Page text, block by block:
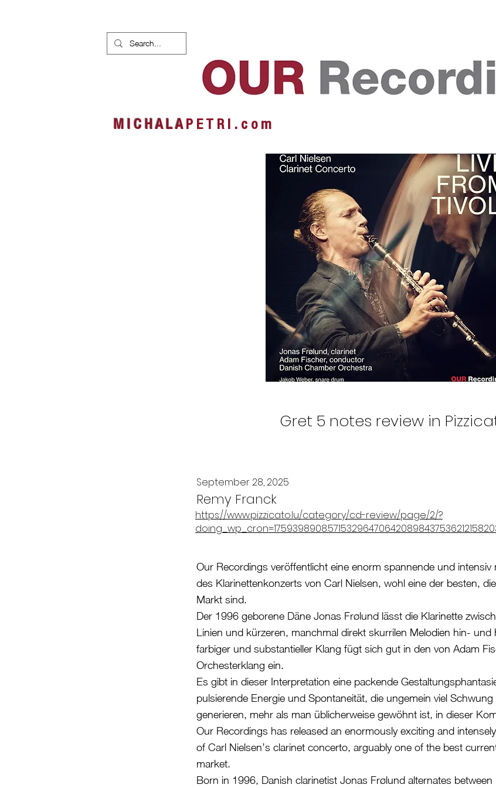
M I C H A L AP E T R I . c o m
Gret 5 notes review in
September 28, 2025
Remy Franck
https://www.pizzicato.lu/category/cd-review/page/2/?
Our Recordings veröffentlicht eine enorm spannende und intensiv
des Klarinettenkonzerts von Carl Nielsen, wohl eine der besten,
Markt sind.
Der 1996 geborene Däne Jonas Frølund lässt die Klarinette
Linien und kürzeren, manchmal direkt skurrilen Melodien hin- und
farbiger und substantieller Klang fügt sich gut in den von Adam
Orchesterklang ein.
Es gibt in dieser Interpretation eine packende
pulsierende Energie und Spontaneität, die ungemein viel
generieren, mehr als man üblicherweise gewöhnt ist, in dieser
Our Recordings has released an enormously exciting and
of Carl Nielsen’s clarinet concerto, arguably one of the best
market.
Born in 1996, Danish clarinetist Jonas Frølund alternates between